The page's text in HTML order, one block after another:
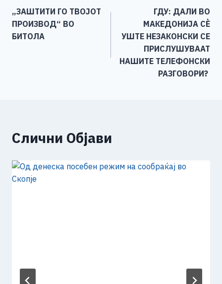
o
o
g
er p
n
k
на
напис
„ЗАШТИТИ ГО ТВОЈОТ
ПРОИЗВОД“ ВО
БИТОЛА
ГДУ: ДАЛИ ВО
МАКЕДОНИЈА СЀ
УШТЕ НЕЗАКОНСКИ СЕ
ПРИСЛУШУВААТ
НАШИТЕ ТЕЛЕФОНСКИ
РАЗГОВОРИ?
Слични Објави